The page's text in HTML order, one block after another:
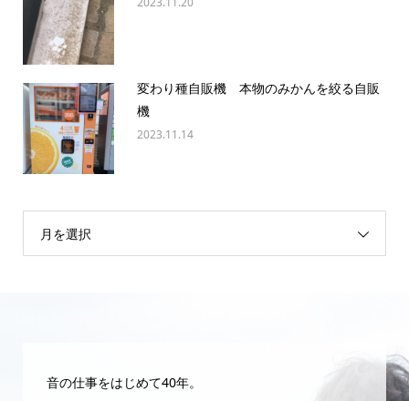
変わり種自販機 本物のみかんを絞る自販
機
2023.11.14
月を選択
音の仕事をはじめて40年。